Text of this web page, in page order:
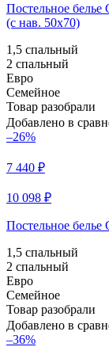
Постельное
(с нав. 50х70)
1,5 спальный
2 спальный
Евро
Семейное
Товар разобрали
Добавлено в
–26%
7 440 ₽
10 098 ₽
Постельное
1,5 спальный
2 спальный
Евро
Семейное
Товар разобрали
Добавлено в
–36%